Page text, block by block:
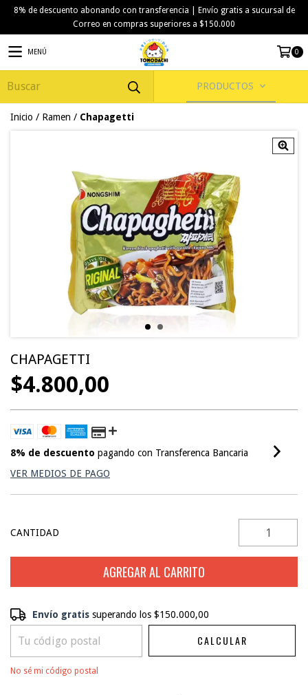
8% de descuento abonando con transferencia | Envío gratis a sucursal de
Correo en compras superiores a $150.000
MENÚ 0
PRODUCTOS
Inicio / Ramen / Chapagetti
CHAPAGETTI
$4.800,00
8% de descuento pagando con Transferenca Bancaria
VER MEDIOS DE PAGO
CANTIDAD
Envío gratis $150.000,00
Entregas para el CP: CAMBIAR CP
Envío gratis superando los$150.000,00
CALCULAR
No sé mi código postal